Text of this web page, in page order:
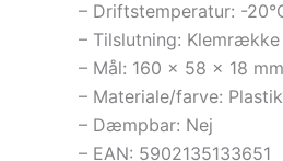
– Driftstemperatur: -
– Tilslutning: Klemrække
– Mål: 160 x 58 x 18 mm
– Materiale/farve:
– Dæmpbar: Nej
– EAN: 5902135133651